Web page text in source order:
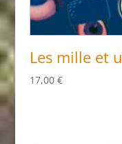
Les mille et
17,00 €